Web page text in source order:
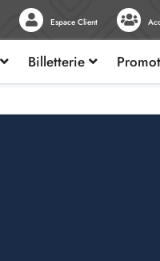
Espace Client
Billetterie